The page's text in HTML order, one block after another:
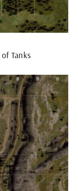
Tanks